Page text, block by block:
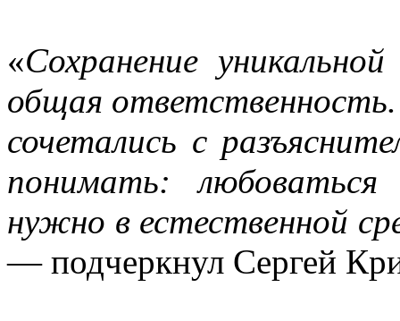
«Сохранение
общая
сочетались с
понимать:
нужно в естественной
— подчеркнул Сергей